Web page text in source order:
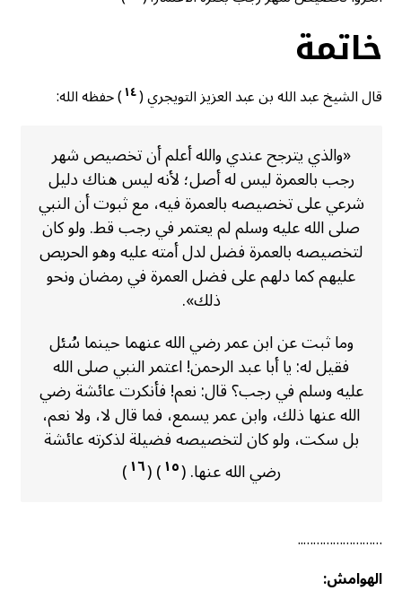
خاتمة
قال الشيخ عبد الله بن عبد العزيز التويجري (١٤) حفظه الله:
«والذي يترجح عندي والله أعلم أن تخصيص شهر
رجب بالعمرة ليس له أصل؛ لأنه ليس هناك دليل
شرعي على تخصيصه بالعمرة فيه، مع ثبوت أن النبي
صلى الله عليه وسلم لم يعتمر في رجب قط. ولو كان
لتخصيصه بالعمرة فضل لدل أمته عليه وهو الحريص
عليهم كما دلهم على فضل العمرة في رمضان ونحو
ذلك».
وما ثبت عن ابن عمر رضي الله عنهما حينما سُئل
فقيل له: يا أبا عبد الرحمن! اعتمر النبي صلى الله
عليه وسلم في رجب؟ قال: نعم! فأنكرت عائشة رضي
الله عنها ذلك، وابن عمر يسمع، فما قال لا، ولا نعم،
بل سكت، ولو كان لتخصيصه فضيلة لذكرته عائشة
رضي الله عنها. (١٥) (١٦)
……………………..
الهوامش: